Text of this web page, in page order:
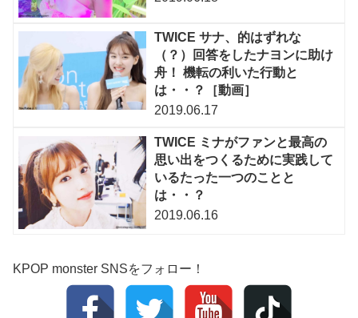
TWICE サナ、的はずれな
（？）回答をしたナヨンに助け
舟！ 機転の利いた行動と
は・・？［動画］
2019.06.17
TWICE ミナがファンと最高の
思い出をつくるために実践して
いるたった一つのことと
は・・？
2019.06.16
KPOP monster SNSをフォロー！